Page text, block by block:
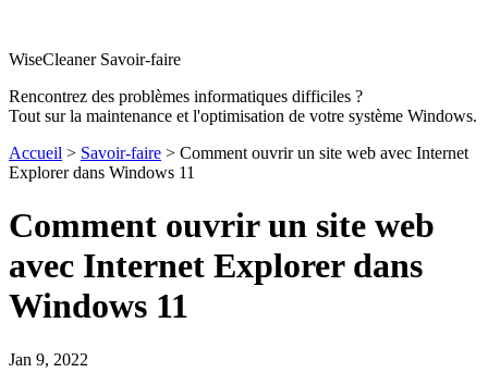
WiseCleaner Savoir-faire
Rencontrez des problèmes informatiques difficiles ?
Tout sur la maintenance et l'optimisation de votre système Windows.
Accueil > Savoir-faire > Comment ouvrir un site web avec Internet
Explorer dans Windows 11
Comment ouvrir un site web
avec Internet Explorer dans
Windows 11
Jan 9, 2022